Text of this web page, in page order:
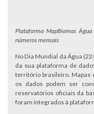
Plataforma MapBiomas
números mensais
No Dia Mundial da Água
da sua plataforma de
território brasileiro. Mapas
os dados podem ser
reservatórios oficiais da
foram integrados à